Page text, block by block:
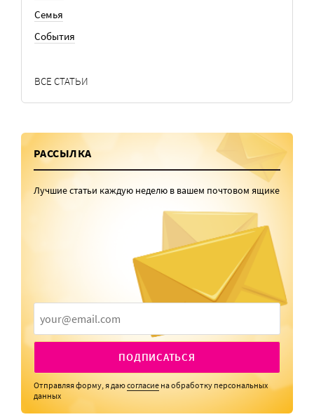
Семья
События
ВСЕ СТАТЬИ
РАССЫЛКА
Лучшие статьи каждую неделю в вашем почтовом ящике
ПОДПИСАТЬСЯ
Отправляя форму, я даюсогласие на обработку персональных
данных